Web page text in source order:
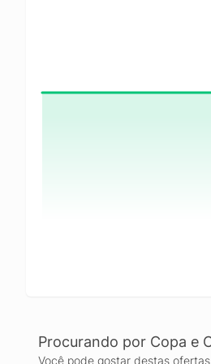
Procurando por Copa e
Você pode gostar destas